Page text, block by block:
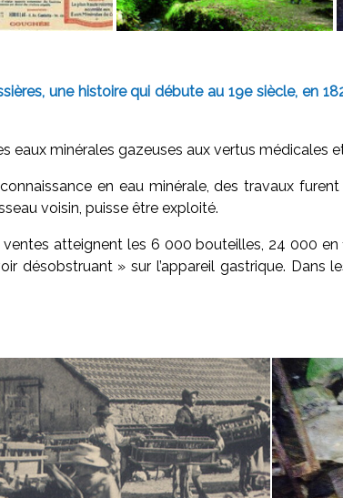
une histoire qui débute au 19e siècle, en
eaux minérales gazeuses aux vertus médicales
en eau minérale, des travaux
voisin, puisse être exploité.
ventes atteignent les 6 000 bouteilles, 24 000 en
désobstruant » sur l’appareil gastrique. Dans